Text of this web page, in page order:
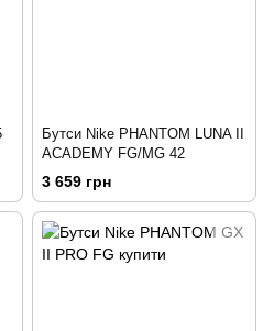
Бутси Nike PHANTOM LUNA II
ACADEMY FG/MG 42
3 659 грн